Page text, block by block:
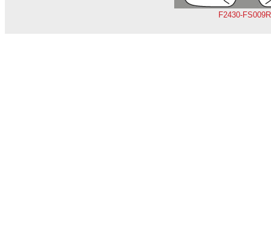
F2430-